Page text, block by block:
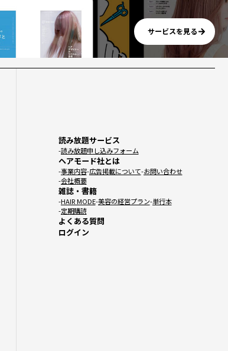
サービスを見る
読み放題サービス
読み放題申し込みフォーム
ヘアモード社とは
事業内容 広告掲載について お問い合わせ
会社概要
雑誌・書籍
HAIR MODE 美容の経営プラン 単行本
定期購読
よくある質問
ログイン